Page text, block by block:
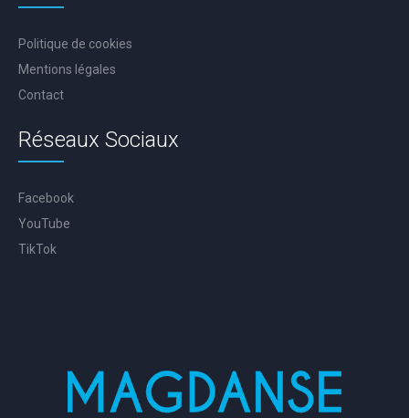
Politique de cookies
Mentions légales
Contact
Réseaux Sociaux
Facebook
YouTube
TikTok